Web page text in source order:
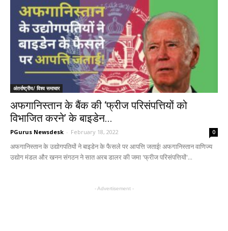
अंतर्राष्ट्रीय/ विश्व समाचार
अफगानिस्तान के बैंक की ‘फ्रीज परिसंपत्तियों को
विभाजित करने’ के बाइडेन...
PGurus Newsdesk - February 18, 2022 0
अफगानिस्तान के उद्योगपतियों ने बाइडेन के फैसले पर आपत्ति जताई! अफगानिस्तान वाणिज्य
उद्योग मंडल और खनन संगठन ने सात अरब डालर की जमा 'फ्रीज परिसंपत्तियों'...
- Advertisement -